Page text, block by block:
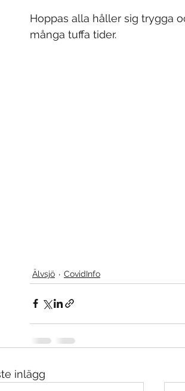
Hoppas alla håller sig trygga
många tuffa tider.
Älvsjö CovidInfo
inlägg